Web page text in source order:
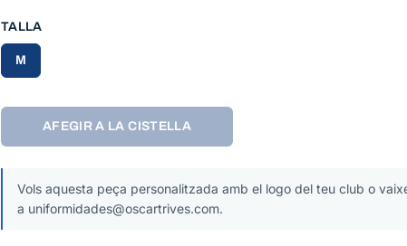
TALLA
M
AFEGIR A LA CISTELLA
Vols aquesta peça personalitzada amb el logo del teu club o
a uniformidades@oscartrives.com.